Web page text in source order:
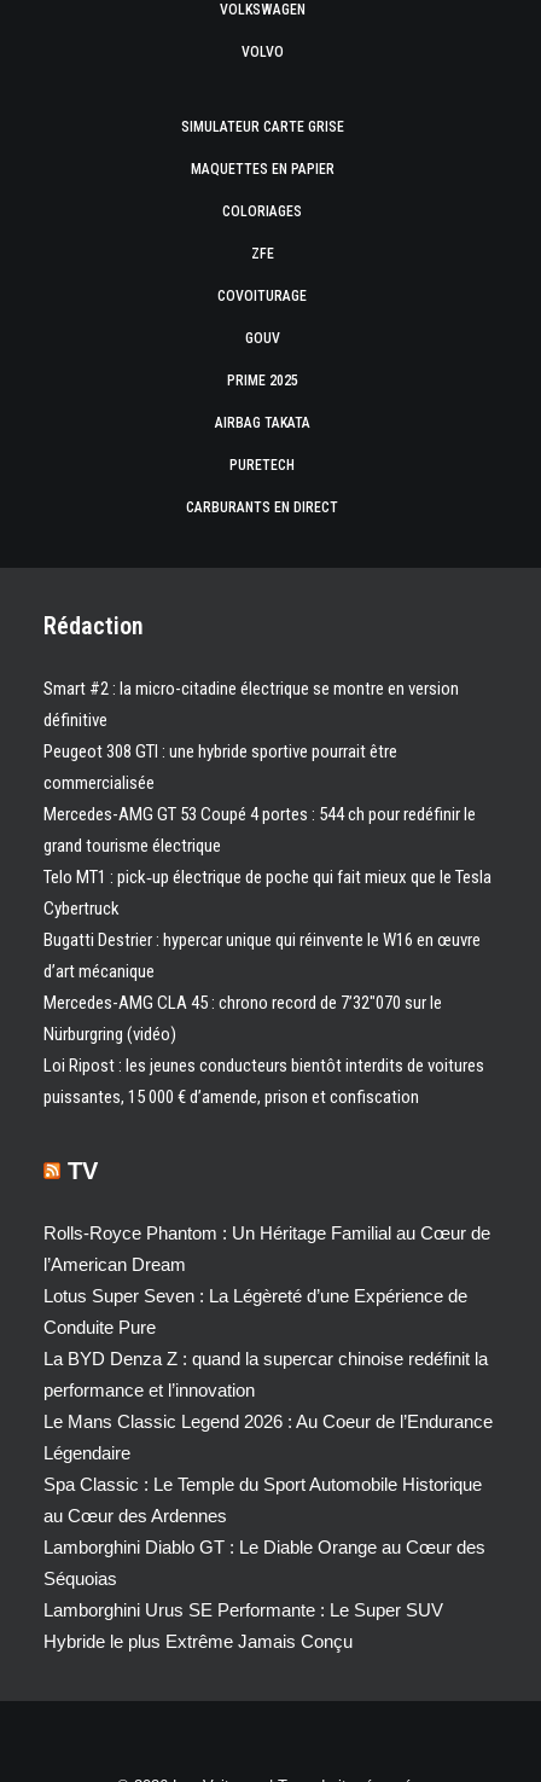
VOLKSWAGEN
VOLVO
SIMULATEUR CARTE GRISE
MAQUETTES EN PAPIER
COLORIAGES
ZFE
COVOITURAGE
GOUV
PRIME 2025
AIRBAG TAKATA
PURETECH
CARBURANTS EN DIRECT
Rédaction
Smart #2 : la micro-citadine électrique se montre en version
définitive
Peugeot 308 GTI : une hybride sportive pourrait être
commercialisée
Mercedes-AMG GT 53 Coupé 4 portes : 544 ch pour redéfinir le
grand tourisme électrique
Telo MT1 : pick‑up électrique de poche qui fait mieux que le Tesla
Cybertruck
Bugatti Destrier : hypercar unique qui réinvente le W16 en œuvre
d’art mécanique
Mercedes-AMG CLA 45 : chrono record de 7’32″070 sur le
Nürburgring (vidéo)
Loi Ripost : les jeunes conducteurs bientôt interdits de voitures
puissantes, 15 000 € d’amende, prison et confiscation
TV
Rolls-Royce Phantom : Un Héritage Familial au Cœur de
l’American Dream
Lotus Super Seven : La Légèreté d’une Expérience de
Conduite Pure
La BYD Denza Z : quand la supercar chinoise redéfinit la
performance et l’innovation
Le Mans Classic Legend 2026 : Au Coeur de l’Endurance
Légendaire
Spa Classic : Le Temple du Sport Automobile Historique
au Cœur des Ardennes
Lamborghini Diablo GT : Le Diable Orange au Cœur des
Séquoias
Lamborghini Urus SE Performante : Le Super SUV
Hybride le plus Extrême Jamais Conçu